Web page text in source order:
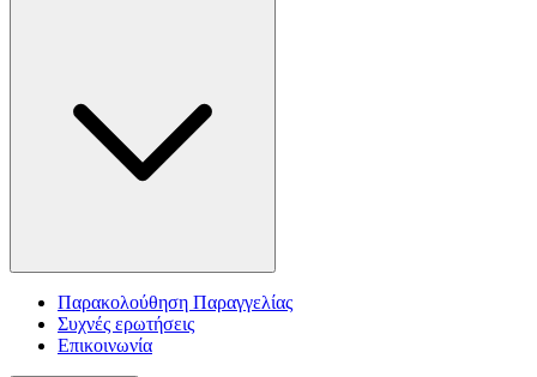
Παρακολούθηση Παραγγελίας
Συχνές ερωτήσεις
Επικοινωνία